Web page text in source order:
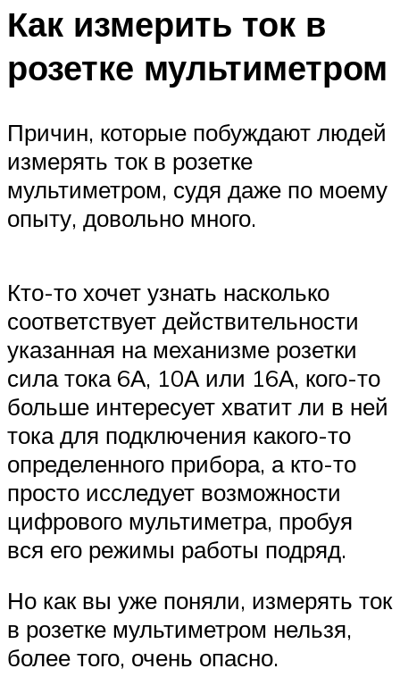
Как измерить ток в
розетке мультиметром
Причин, которые побуждают людей
измерять ток в розетке
мультиметром, судя даже по моему
опыту, довольно много.
Кто-то хочет узнать насколько
соответствует действительности
указанная на механизме розетки
сила тока 6А, 10А или 16А, кого-то
больше интересует хватит ли в ней
тока для подключения какого-то
определенного прибора, а кто-то
просто исследует возможности
цифрового мультиметра, пробуя
вся его режимы работы подряд.
Но как вы уже поняли, измерять ток
в розетке мультиметром нельзя,
более того, очень опасно.